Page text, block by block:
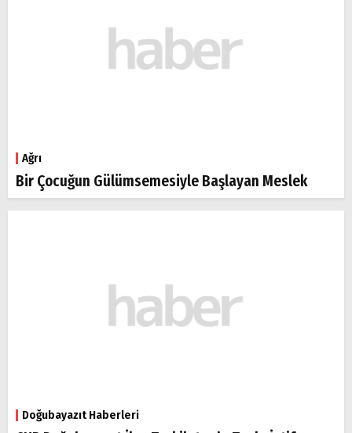
Ağrı
Bir Çocuğun Gülümsemesiyle Başlayan Meslek
Doğubayazıt Haberleri